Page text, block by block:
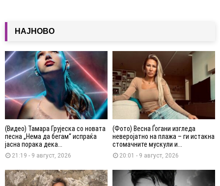
НАЈНОВО
(Видео) Тамара Грујеска со новата
песна „Нема да бегам“ испраќа
јасна порака дека...
21:19 - 9 август, 2026
(Фото) Весна Ѓогани изгледа
неверојатно на плажа – ги истакна
стомачните мускули и...
20:01 - 9 август, 2026